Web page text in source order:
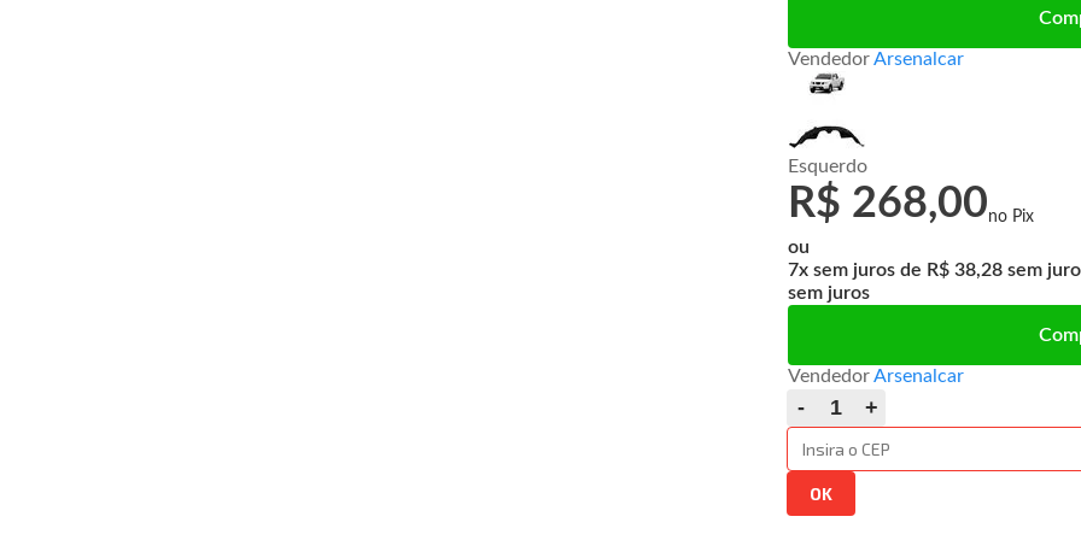
VendedorArsenalcar
Esquerdo
R$ 268,00
ou
7x
de R$ 38,28
sem juros
VendedorArsenalcar